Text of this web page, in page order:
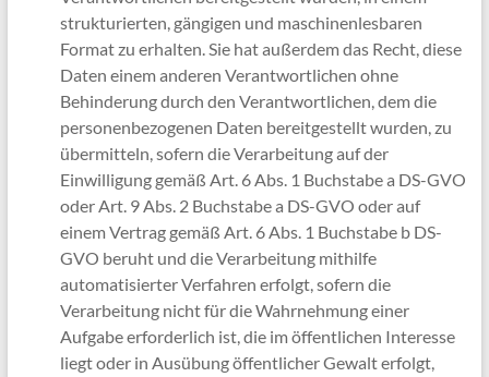
strukturierten, gängigen und maschinenlesbaren
Format zu erhalten. Sie hat außerdem das Recht, diese
Daten einem anderen Verantwortlichen ohne
Behinderung durch den Verantwortlichen, dem die
personenbezogenen Daten bereitgestellt wurden, zu
übermitteln, sofern die Verarbeitung auf der
Einwilligung gemäß Art. 6 Abs. 1 Buchstabe a DS-GVO
oder Art. 9 Abs. 2 Buchstabe a DS-GVO oder auf
einem Vertrag gemäß Art. 6 Abs. 1 Buchstabe b DS-
GVO beruht und die Verarbeitung mithilfe
automatisierter Verfahren erfolgt, sofern die
Verarbeitung nicht für die Wahrnehmung einer
Aufgabe erforderlich ist, die im öffentlichen Interesse
liegt oder in Ausübung öffentlicher Gewalt erfolgt,